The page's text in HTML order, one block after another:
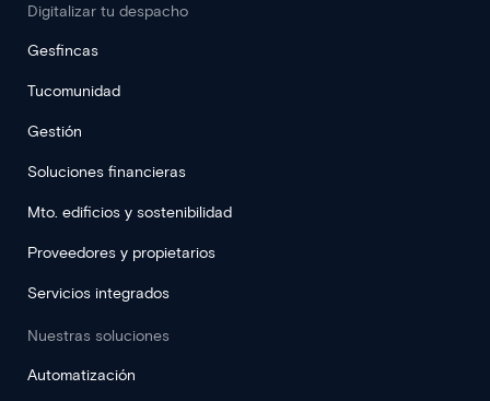
Digitalizar tu despacho
Gesfincas
Tucomunidad
Gestión
Soluciones financieras
Mto. edificios y sostenibilidad
Proveedores y propietarios
Servicios integrados
Nuestras soluciones
Automatización